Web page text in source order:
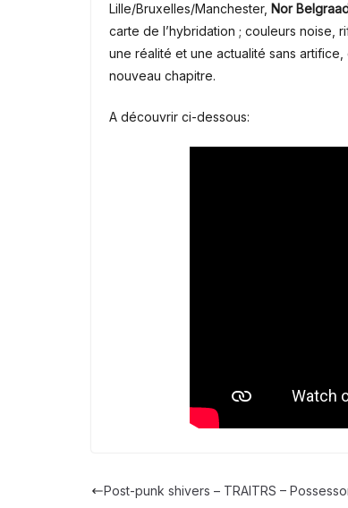
Lille/Bruxelles/Manchester, Nor
carte de l’hybridation ; couleurs noise,
une réalité et une actualité sans
nouveau chapitre.
A découvrir ci-dessous:
Post-punk shivers – TRAITRS –